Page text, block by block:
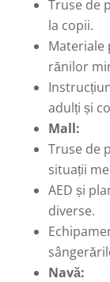
Truse de
la copii.
Materiale
rănilor
adulți și
Mall:
Truse de
situații
AED și
diverse.
Navă: